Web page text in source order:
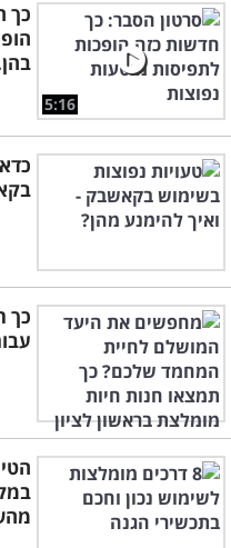
5:16
כך
כך